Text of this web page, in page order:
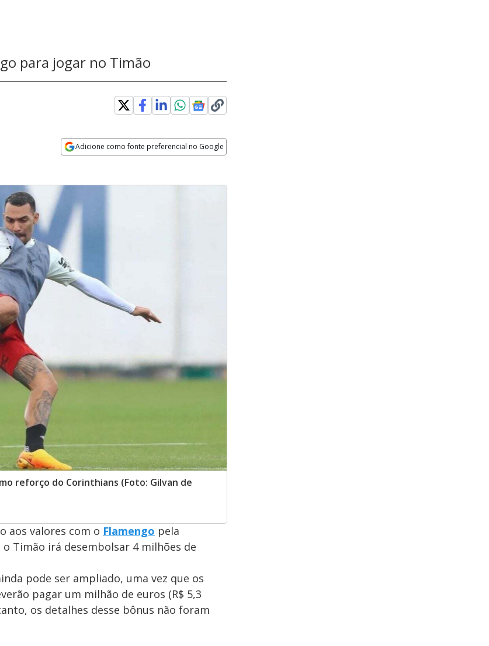
para jogar no Timão
Adicione como fonte preferencial no Google
reforço do Corinthians (Foto: Gilvan de
aos valores com o Flamengo pela
Timão irá desembolsar 4 milhões de
pode ser ampliado, uma vez que os
pagar um milhão de euros (R$ 5,3
os detalhes desse bônus não foram